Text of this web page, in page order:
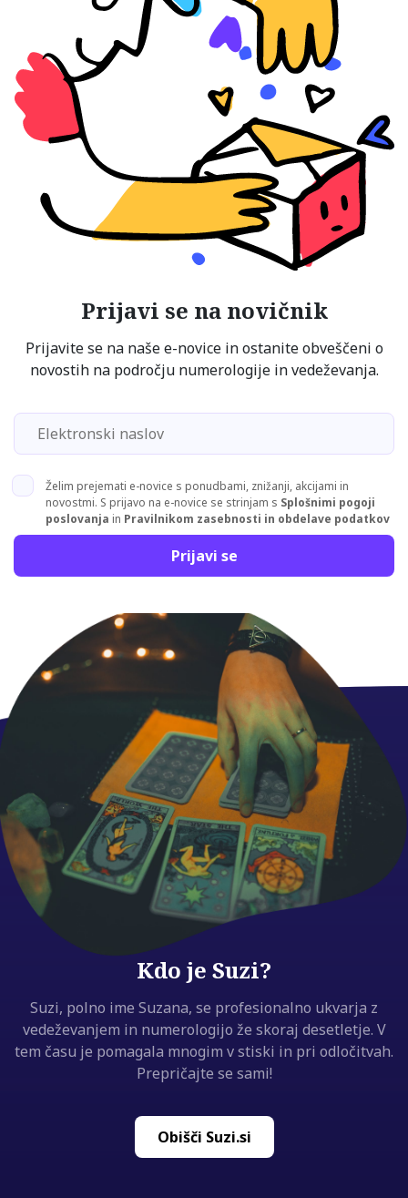
Prijavi se na novičnik
Prijavite se na naše e-novice in ostanite obveščeni o
novostih na področju numerologije in vedeževanja.
Želim prejemati e-novice s ponudbami, znižanji, akcijami in
novostmi. S prijavo na e-novice se strinjam s Splošnimi pogoji
poslovanja in Pravilnikom zasebnosti in obdelave podatkov
Kdo je Suzi?
Suzi, polno ime Suzana, se profesionalno ukvarja z
vedeževanjem in numerologijo že skoraj desetletje. V
tem času je pomagala mnogim v stiski in pri odločitvah.
Prepričajte se sami!
Obišči Suzi.si